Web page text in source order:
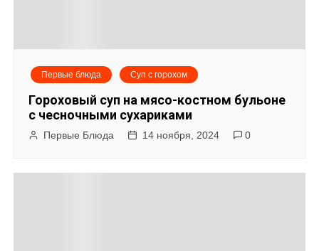
м
Первые блюда Суп с горохом
Гороховый суп на мясо-костном бульоне
с чесночными сухариками
Первые Блюда 14 ноября, 2024 0